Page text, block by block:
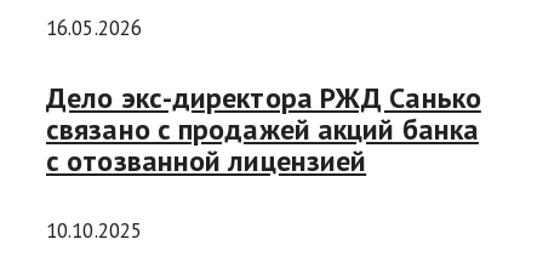
16.05.2026
Дело экс-директора РЖД Санько
связано с продажей акций банка
с отозванной лицензией
10.10.2025